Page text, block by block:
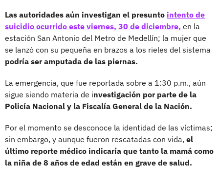
Las autoridades aún investigan el presunto intento de
suicidio ocurrido este viernes, 30 de diciembre, en la
estación San Antonio del Metro de Medellín; la mujer que
se lanzó con su pequeña en brazos a los rieles del sistema
podría ser amputada de las piernas.
La emergencia, que fue reportada sobre a 1:30 p.m., aún
sigue siendo materia de investigación por parte de la
Policía Nacional y la Fiscalía General de la Nación.
Por el momento se desconoce la identidad de las víctimas;
sin embargo, y aunque fueron rescatadas con vida, el
último reporte médico indicaría que tanto la mamá como
la niña de 8 años de edad están en grave de salud.